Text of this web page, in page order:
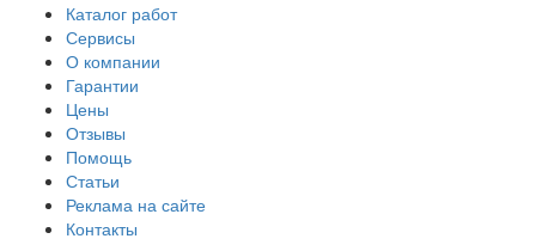
Каталог работ
Сервисы
О компании
Гарантии
Цены
Отзывы
Помощь
Статьи
Реклама на сайте
Контакты